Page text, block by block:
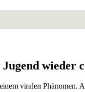
wieder
viralen